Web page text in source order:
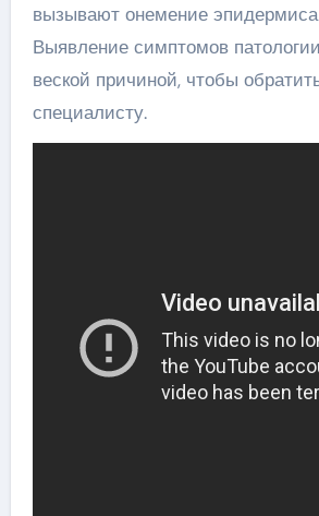
вызывают онемение
Выявление симптомов
веской причиной, чтобы
специалисту.